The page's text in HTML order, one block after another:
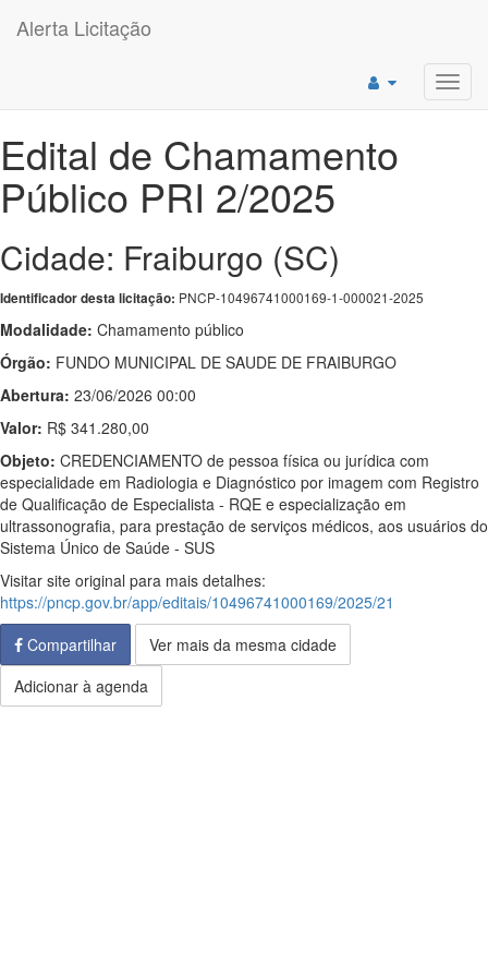
Alerta Licitação
Edital de Chamamento
Público PRI 2/2025
Cidade: Fraiburgo (SC)
Identificador desta licitação: PNCP-10496741000169-1-000021-2025
Modalidade: Chamamento público
Órgão: FUNDO MUNICIPAL DE SAUDE DE FRAIBURGO
Abertura: 23/06/2026 00:00
Valor: R$ 341.280,00
Objeto: CREDENCIAMENTO de pessoa física ou jurídica com
especialidade em Radiologia e Diagnóstico por imagem com Registro
de Qualificação de Especialista - RQE e especialização em
ultrassonografia, para prestação de serviços médicos, aos usuários do
Sistema Único de Saúde - SUS
Visitar site original para mais detalhes:
https://pncp.gov.br/app/editais/10496741000169/2025/21
Compartilhar
Ver mais da mesma cidade
Adicionar à agenda